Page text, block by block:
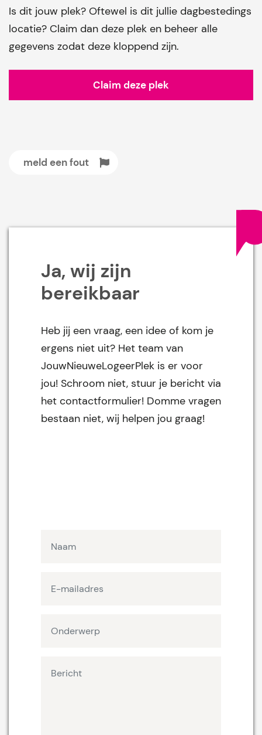
Is dit jouw plek? Oftewel is dit jullie dagbestedings
locatie? Claim dan deze plek en beheer alle
gegevens zodat deze kloppend zijn.
Claim deze plek
meld een fout
Ja, wij zijn
bereikbaar
Heb jij een vraag, een idee of kom je
ergens niet uit? Het team van
JouwNieuweLogeerPlek is er voor
jou! Schroom niet, stuur je bericht via
het contactformulier! Domme vragen
bestaan niet, wij helpen jou graag!